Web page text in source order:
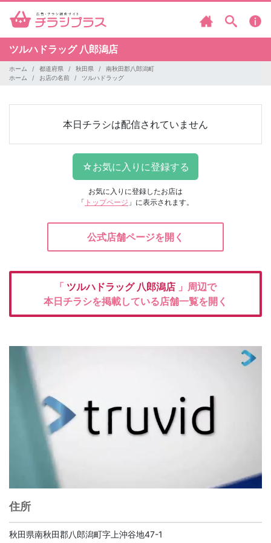
ツルハドラッグ 八郎潟店
ホーム 都道府県 秋田県
南秋田郡八郎潟町
ホーム
お店の名前 ツルハドラッグ
本日チラシは配信されていません
お気に入りに登録したお店は
「 トップページ 」に表示されます。
公式店舗ページを開く
「 ツルハドラッグ 八郎潟店 」周辺で
本日チラシを掲載している店舗一覧を開く
住所
秋田県南秋田郡八郎潟町字上沖谷地47-1